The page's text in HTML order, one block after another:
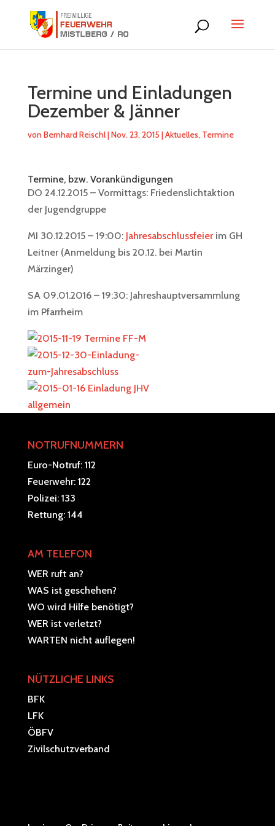
Termine und Einladungen
Dezember & Jänner
vonBernhard Reischl|Nov. 23, 2015 |Aktuelles, Termine
Termine, bzw. Vorankündigungen
DO 24.12.2015 – Vormittags: Friedenslichtaktion
der Jugendgruppe
MI 30.12.2015 – 19:00: Jahresabschlussfeier im GH
Leitner (Anmeldung bis 20.12. bei Martin
Märzinger)
SA 09.01.2016 – 19:30: Jahreshauptversammlung
im Pfarrheim
NOTRUFNUMMERN
Euro-Notruf: 112
Feuerwehr: 122
Polizei: 133
Rettung: 144
AM TELEFON
WER ruft an?
WAS ist geschehen?
WO wird Hilfe benötigt?
WER ist verletzt?
WARTEN nicht auflegen!
NÜTZLICHE LINKS
BFK
LFK
ÖBFV
Zivilschutzverband